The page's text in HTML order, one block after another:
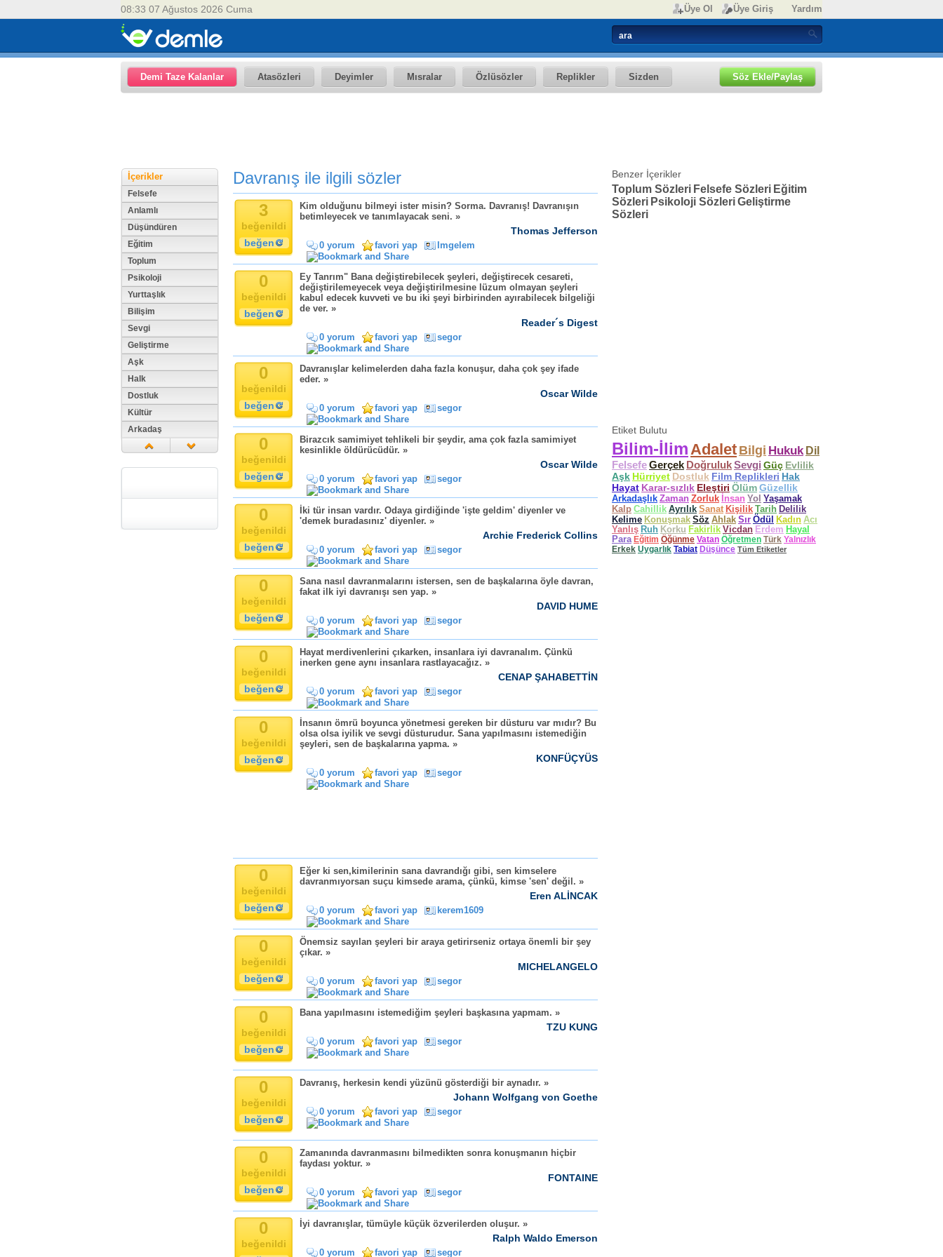
08:33 07 Ağustos 2026 Cuma Üye Ol Üye Giriş Yardım
Demi Taze Kalanlar Atasözleri Deyimler Mısralar Özlüsözler Replikler Sizden Söz Ekle/Paylaş
İçerikler
Felsefe
Anlamlı
Düşündüren
Eğitim
Toplum
Psikoloji
Yurttaşlık
Bilişim
Sevgi
Geliştirme
Aşk
Halk
Dostluk
Kültür
Arkadaş
Din
Zaman
Davranış ile ilgili sözler
3
beğenildi
beğen
Kim olduğunu bilmeyi ister misin? Sorma. Davranış! Davranışın
betimleyecek ve tanımlayacak seni. »
Thomas Jefferson
0 yorum favori yap Imgelem
0
beğenildi
beğen
Ey Tanrım" Bana değiştirebilecek şeyleri, değiştirecek cesareti,
değiştirilemeyecek veya değiştirilmesine lüzum olmayan şeyleri
kabul edecek kuvveti ve bu iki şeyi birbirinden ayırabilecek bilgeliği
de ver. »
Reader´s Digest
0 yorum favori yap segor
0
beğenildi
beğen
Davranışlar kelimelerden daha fazla konuşur, daha çok şey ifade
eder. »
Oscar Wilde
0 yorum favori yap segor
0
beğenildi
beğen
Birazcık samimiyet tehlikeli bir şeydir, ama çok fazla samimiyet
kesinlikle öldürücüdür. »
Oscar Wilde
0 yorum favori yap segor
0
beğenildi
beğen
İki tür insan vardır. Odaya girdiğinde 'işte geldim' diyenler ve
'demek buradasınız' diyenler. »
Archie Frederick Collins
0 yorum favori yap segor
0
beğenildi
beğen
Sana nasıl davranmalarını istersen, sen de başkalarına öyle davran,
fakat ilk iyi davranışı sen yap. »
DAVID HUME
0 yorum favori yap segor
0
beğenildi
beğen
Hayat merdivenlerini çıkarken, insanlara iyi davranalım. Çünkü
inerken gene aynı insanlara rastlayacağız. »
CENAP ŞAHABETTİN
0 yorum favori yap segor
0
beğenildi
beğen
İnsanın ömrü boyunca yönetmesi gereken bir düsturu var mıdır? Bu
olsa olsa iyilik ve sevgi düsturudur. Sana yapılmasını istemediğin
şeyleri, sen de başkalarına yapma. »
KONFÜÇYÜS
0 yorum favori yap segor
0
beğenildi
beğen
Eğer ki sen,kimilerinin sana davrandığı gibi, sen kimselere
davranmıyorsan suçu kimsede arama, çünkü, kimse 'sen' değil. »
Eren ALİNCAK
0 yorum favori yap kerem1609
0
beğenildi
beğen
Önemsiz sayılan şeyleri bir araya getirirseniz ortaya önemli bir şey
çıkar. »
MICHELANGELO
0 yorum favori yap segor
0
beğenildi
beğen
Bana yapılmasını istemediğim şeyleri başkasına yapmam. »
TZU KUNG
0 yorum favori yap segor
0
beğenildi
beğen
Davranış, herkesin kendi yüzünü gösterdiği bir aynadır. »
Johann Wolfgang von Goethe
0 yorum favori yap segor
0
beğenildi
beğen
Zamanında davranmasını bilmedikten sonra konuşmanın hiçbir
faydası yoktur. »
FONTAINE
0 yorum favori yap segor
0
beğenildi
İyi davranışlar, tümüyle küçük özverilerden oluşur. »
Ralph Waldo Emerson
0 yorum favori yap segor
Benzer İçerikler
Toplum Sözleri Felsefe Sözleri Eğitim
Sözleri Psikoloji SözleriGeliştirme
Sözleri
Etiket Bulutu
Bilim-İlimAdaletBilgi Hukuk Dil
FelsefeGerçek DoğrulukSevgi Güç Evlilik
Aşk Hürriyet Dostluk Film Replikleri Hak
Hayat Karar-sızlık Eleştiri Ölüm Güzellik
Arkadaşlık Zaman Zorluk İnsan Yol Yaşamak
Kalp Cahillik Ayrılık Sanat Kişilik Tarih Delilik
Kelime Konuşmak Söz Ahlak Sır Ödül Kadın Acı
Yanlış Ruh Korku Fakirlik Vicdan Erdem Hayal
Para Eğitim Öğünme Vatan Öğretmen Türk Yalnızlık
Erkek Uygarlık Tabiat Düşünce Tüm Etiketler